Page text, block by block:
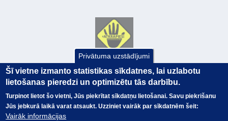
Privātuma uzstādījumi
Šī vietne izmanto statistikas sīkdatnes, lai uzlabotu
lietošanas pieredzi un optimizētu tās darbību.
Turpinot lietot šo vietni, Jūs piekrītat sīkdatņu lietošanai. Savu piekrišanu
Jūs jebkurā laikā varat atsaukt. Uzziniet vairāk par sīkdatnēm šeit:
Vairāk informācijas